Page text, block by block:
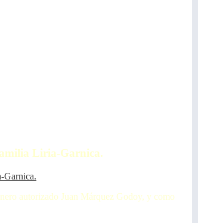
Liria-Garnica.
autorizado Juan Márquez Godoy, y como